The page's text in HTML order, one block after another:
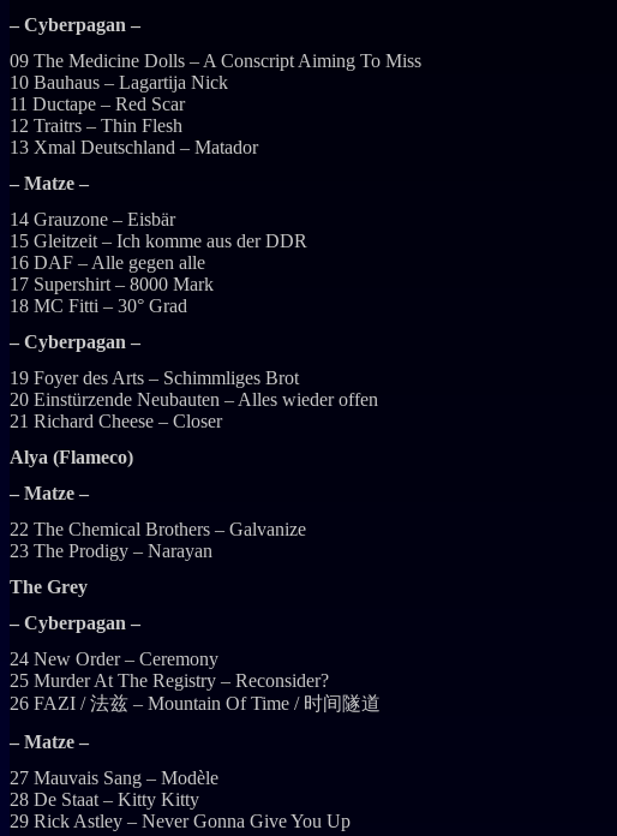
– Cyberpagan –
09 The Medicine Dolls – A Conscript Aiming To Miss
10 Bauhaus – Lagartija Nick
11 Ductape – Red Scar
12 Traitrs – Thin Flesh
13 Xmal Deutschland – Matador
– Matze –
14 Grauzone – Eisbär
15 Gleitzeit – Ich komme aus der DDR
16 DAF – Alle gegen alle
17 Supershirt – 8000 Mark
18 MC Fitti – 30° Grad
– Cyberpagan –
19 Foyer des Arts – Schimmliges Brot
20 Einstürzende Neubauten – Alles wieder offen
21 Richard Cheese – Closer
Alya (Flameco)
– Matze –
22 The Chemical Brothers – Galvanize
23 The Prodigy – Narayan
The Grey
– Cyberpagan –
24 New Order – Ceremony
25 Murder At The Registry – Reconsider?
26 FAZI / 法兹 – Mountain Of Time / 时间隧道
– Matze –
27 Mauvais Sang – Modèle
28 De Staat – Kitty Kitty
29 Rick Astley – Never Gonna Give You Up